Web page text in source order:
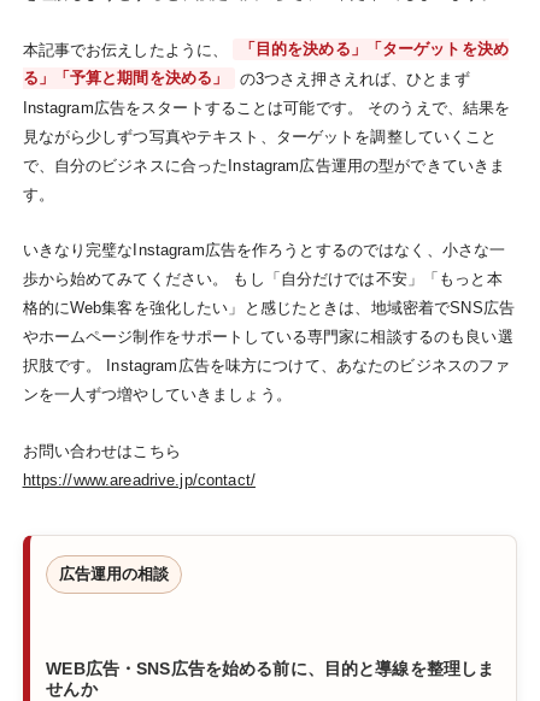
本記事でお伝えしたように、
「目的を決める」「ターゲットを決め
る」「予算と期間を決める」
の3つさえ押さえれば、ひとまず
Instagram広告をスタートすることは可能です。 そのうえで、結果を
見ながら少しずつ写真やテキスト、ターゲットを調整していくこと
で、自分のビジネスに合ったInstagram広告運用の型ができていきま
す。
いきなり完璧なInstagram広告を作ろうとするのではなく、小さな一
歩から始めてみてください。 もし「自分だけでは不安」「もっと本
格的にWeb集客を強化したい」と感じたときは、地域密着でSNS広告
やホームページ制作をサポートしている専門家に相談するのも良い選
択肢です。 Instagram広告を味方につけて、あなたのビジネスのファ
ンを一人ずつ増やしていきましょう。
お問い合わせはこちら
https://www.areadrive.jp/contact/
広告運用の相談
WEB広告・SNS広告を始める前に、目的と導線を整理しま
せんか